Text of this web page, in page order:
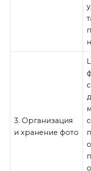
3. Организация
и хранение фото